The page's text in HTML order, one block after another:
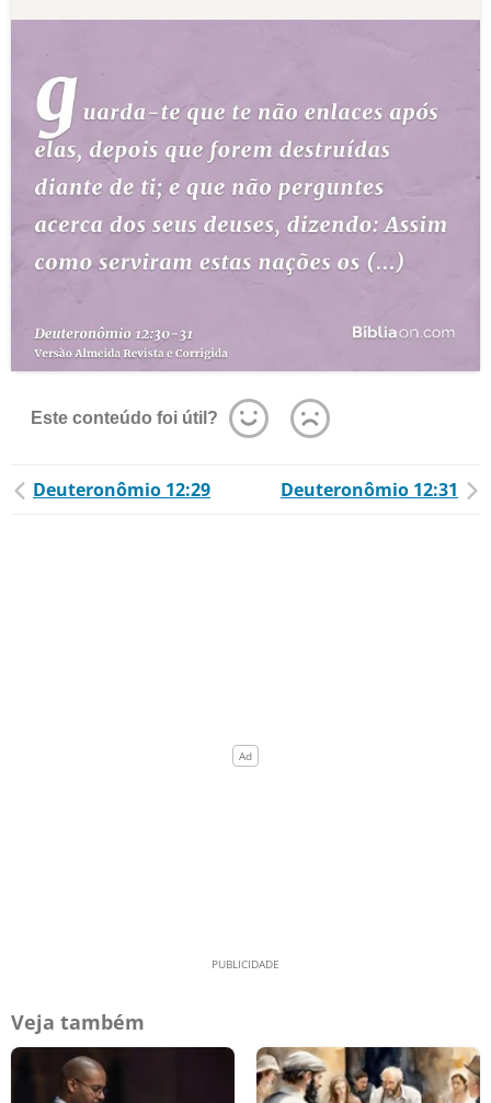
Este conteúdo foi útil?
Deuteronômio 12:29 Deuteronômio 12:31
Veja também